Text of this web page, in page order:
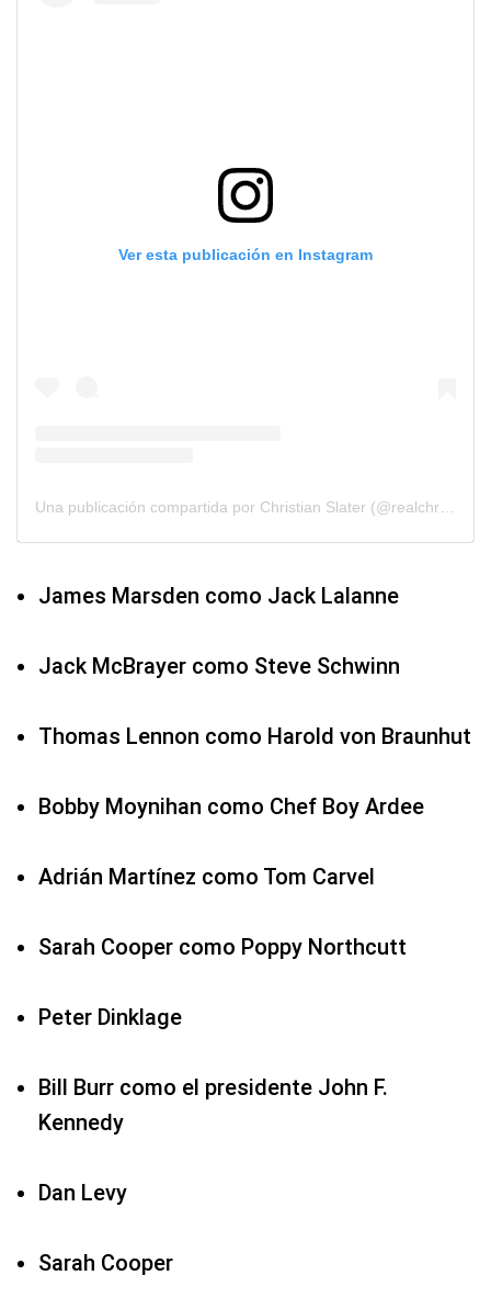
Ver esta publicación en Instagram
James Marsden como Jack Lalanne
Jack McBrayer como Steve Schwinn
Thomas Lennon como Harold von Braunhut
Bobby Moynihan como Chef Boy Ardee
Adrián Martínez como Tom Carvel
Sarah Cooper como Poppy Northcutt
Peter Dinklage
Bill Burr como el presidente John F.
Kennedy
Dan Levy
Sarah Cooper